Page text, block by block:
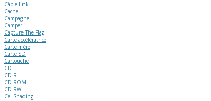
Câble link
Cache
Campagne
Camper
Capture The Flag
Carte accélératrice
Carte mère
Carte SD
Cartouche
CD
CD-R
CD-ROM
CD-RW
Cel-Shading